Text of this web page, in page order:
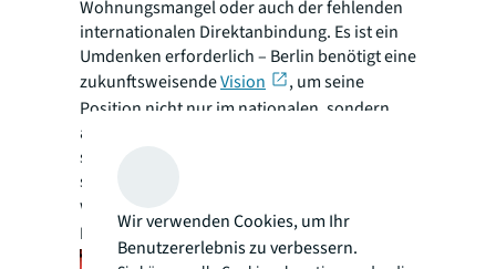
Wohnungsmangel oder auch der fehlenden
internationalen Direktanbindung. Es ist ein
Umdenken erforderlich – Berlin benötigt eine
zukunftsweisendeVision
, um seine
Position nicht nur im nationalen, sondern
auch im internationalen Wettbewerb zu
stärken und auszubauen. Für Thomas Sevcik
steht fest: Die kommenden fünf Jahre
werden entscheidend sein.
Impressionen vom Event:
Wir verwenden Cookies, um Ihr
Benutzererlebnis zu verbessern.